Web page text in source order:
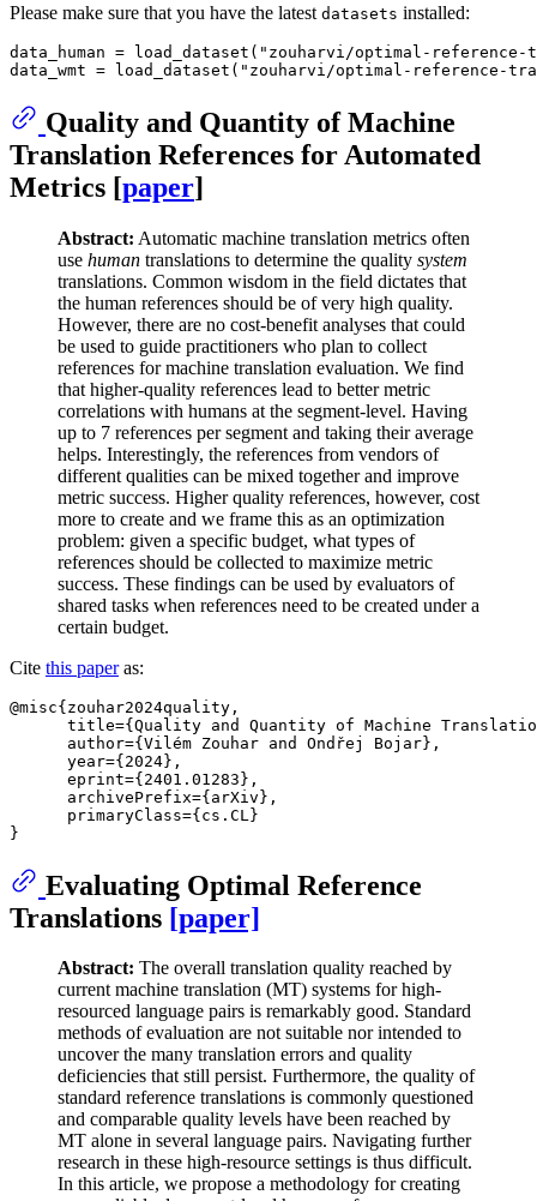
Please make sure that you have the latest datasets installed:
data_human = load_dataset("zouharvi/optimal-
Quality and Quantity of Machine
Translation References for Automated
Metrics [paper]
Abstract: Automatic machine translation metrics often
use human translations to determine the quality system
translations. Common wisdom in the field dictates that
the human references should be of very high quality.
However, there are no cost-benefit analyses that could
be used to guide practitioners who plan to collect
references for machine translation evaluation. We find
that higher-quality references lead to better metric
correlations with humans at the segment-level. Having
up to 7 references per segment and taking their average
helps. Interestingly, the references from vendors of
different qualities can be mixed together and improve
metric success. Higher quality references, however, cost
more to create and we frame this as an optimization
problem: given a specific budget, what types of
references should be collected to maximize metric
success. These findings can be used by evaluators of
shared tasks when references need to be created under a
certain budget.
Cite this paperas:
@misc{zouhar2024quality,
title={Quality and Quantity of Machine
      author={Vilém Zouhar and Ondřej Bojar},
      year={2024},
      eprint={2401.01283},
      archivePrefix={arXiv},
      primaryClass={cs.CL}
Evaluating Optimal Reference
Translations [paper]
Abstract: The overall translation quality reached by
current machine translation (MT) systems for high-
resourced language pairs is remarkably good. Standard
methods of evaluation are not suitable nor intended to
uncover the many translation errors and quality
deficiencies that still persist. Furthermore, the quality of
standard reference translations is commonly questioned
and comparable quality levels have been reached by
MT alone in several language pairs. Navigating further
research in these high-resource settings is thus difficult.
In this article, we propose a methodology for creating